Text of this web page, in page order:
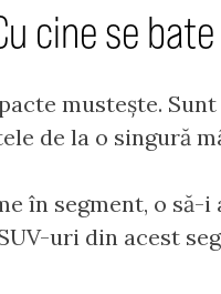
cine se
mustește.
de la o singură
în segment, o să-
uri din acest